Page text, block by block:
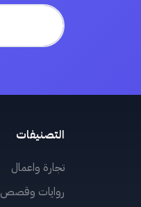
التصنيفات
تجارة واعمال
روايات وقصص